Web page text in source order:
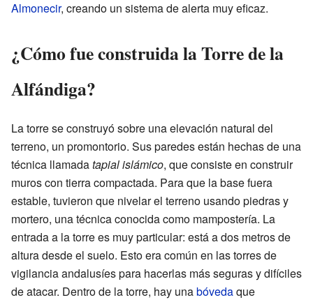
Almonecir, creando un sistema de alerta muy eficaz.
¿Cómo fue construida la Torre de la
Alfándiga?
La torre se construyó sobre una elevación natural del
terreno, un promontorio. Sus paredes están hechas de una
técnica llamadatapial islámico, que consiste en construir
muros con tierra compactada. Para que la base fuera
estable, tuvieron que nivelar el terreno usando piedras y
mortero, una técnica conocida como mampostería. La
entrada a la torre es muy particular: está a dos metros de
altura desde el suelo. Esto era común en las torres de
vigilancia andalusíes para hacerlas más seguras y difíciles
de atacar. Dentro de la torre, hay unabóvedaque